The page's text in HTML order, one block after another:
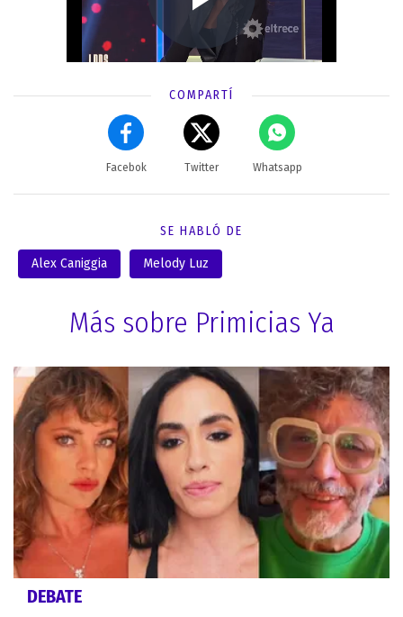
COMPARTÍ
Facebok Twitter Whatsapp
SE HABLÓ DE
Alex Caniggia Melody Luz
Más sobre Primicias Ya
DEBATE